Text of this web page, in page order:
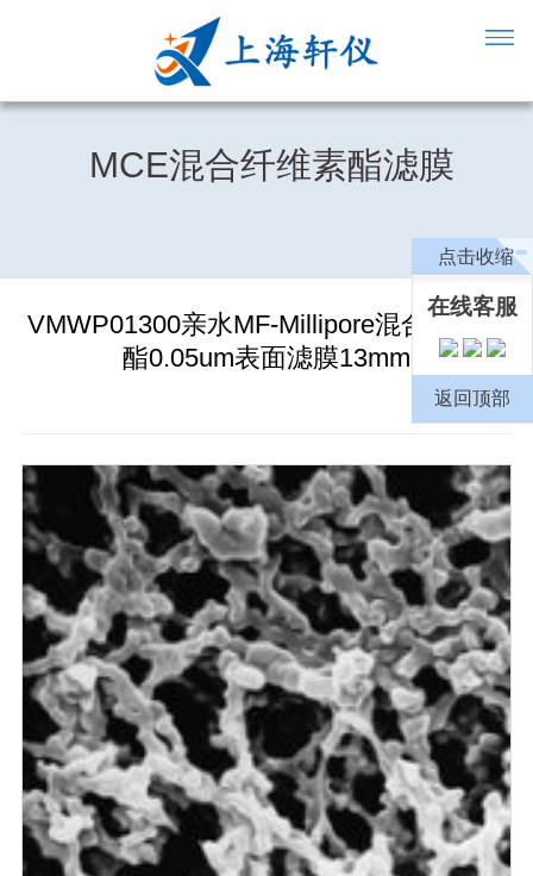
MCE混合纤维素酯滤膜
VMWP01300亲水MF-Millipore混合纤维素
酯0.05um表面滤膜13mm
点击收缩
在线客服
返回顶部